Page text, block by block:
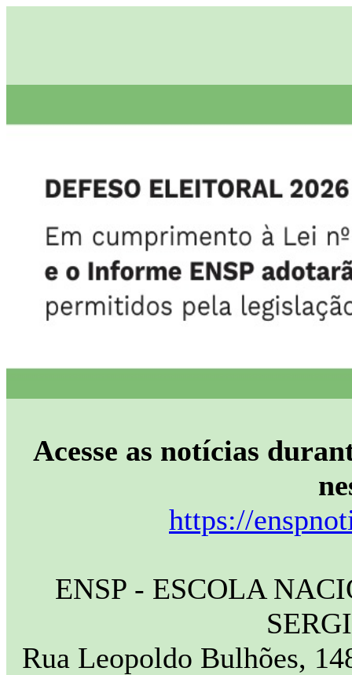
Acesse as notícias
https://
ENSP - ESCOLA
Rua Leopoldo Bulhões,